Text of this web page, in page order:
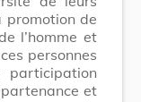
promotion de
l’homme et
personnes
et